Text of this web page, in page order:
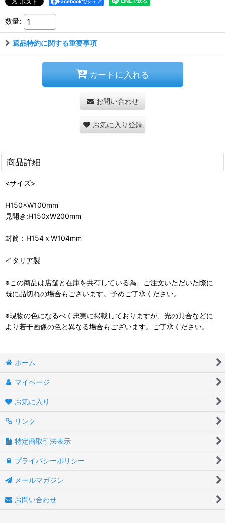
数量:
返品特約に関する重要事項
カートに入れる
お問い合わせ
お気に入り登録
商品詳細
<サイズ>
H150×W100mm
見開き:H150xW200mm
封筒：H154ｘW104mm
イタリア製
※この商品は店舗と在庫を共有している為、ご注文いただいた際に
既に品切れの場合もございます。予めご了承ください。
※現物の色になるべく忠実に掲載しておりますが、光の具合などに
より若干画像の色と異なる場合もございます。ご了承ください。
ホーム
マイページ
お気に入り
リンク
特定商取引法表示
プライバシーポリシー
メールマガジン
お問い合わせ